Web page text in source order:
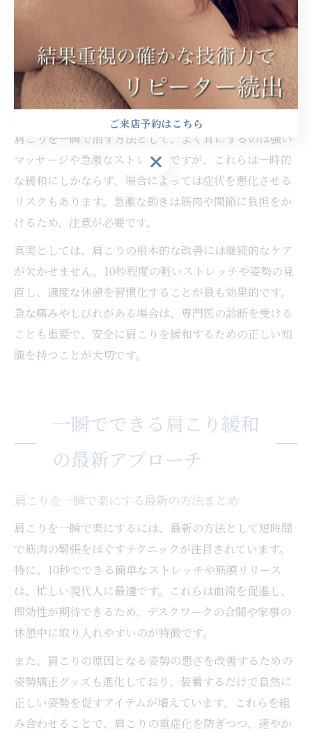
避けましょう。使用中に痛みや違和感を感じた場合はす
ぐに中止し、無理のない範囲で継続的に利用することが
大切です。こうしたポイントを押さえることで、肩こり
解消グッズの効果的な活用が可能になります。
肩こりを一瞬で治す方法の真実と注意点
肩こりを一瞬で治す方法として、よく耳にするのは強い
マッサージや急激なストレッチですが、これらは一時的
な緩和にしかならず、場合によっては症状を悪化させる
リスクもあります。急激な動きは筋肉や関節に負担をか
けるため、注意が必要です。
真実としては、肩こりの根本的な改善には継続的なケア
が欠かせません。10秒程度の軽いストレッチや姿勢の見
直し、適度な休憩を習慣化することが最も効果的です。
急な痛みやしびれがある場合は、専門医の診断を受ける
ことも重要で、安全に肩こりを緩和するための正しい知
識を持つことが大切です。
一瞬でできる肩こり緩和
の最新アプローチ
肩こりを一瞬で楽にする最新の方法まとめ
肩こりを一瞬で楽にするには、最新の方法として短時間
で筋肉の緊張をほぐすテクニックが注目されています。
特に、10秒でできる簡単なストレッチや筋膜リリース
は、忙しい現代人に最適です。これらは血流を促進し、
即効性が期待できるため、デスクワークの合間や家事の
休憩中に取り入れやすいのが特徴です。
また、肩こりの原因となる姿勢の悪さを改善するための
姿勢矯正グッズも進化しており、装着するだけで自然に
正しい姿勢を促すアイテムが増えています。これらを組
み合わせることで、肩こりの重症化を防ぎつつ、速やか
ご来店予約はこちら
ご来店予約はこちら